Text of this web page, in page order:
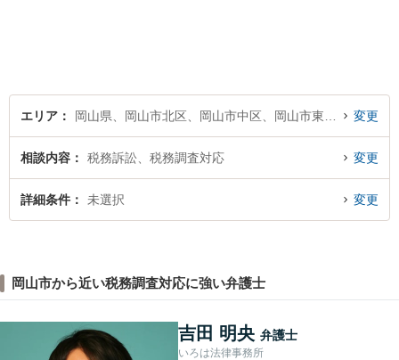
エリア 変更
相談内容 税務訴訟、税務調査対応 変更
詳細条件 未選択 変更
岡山市から近い税務調査対応に強い弁護士
吉田 明央 弁護士
いろは法律事務所